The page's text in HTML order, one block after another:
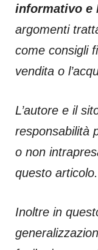
informativo e
argomenti
come consigli
vendita o
L’autore e il
responsabilità
o non
questo articolo.
Inoltre in